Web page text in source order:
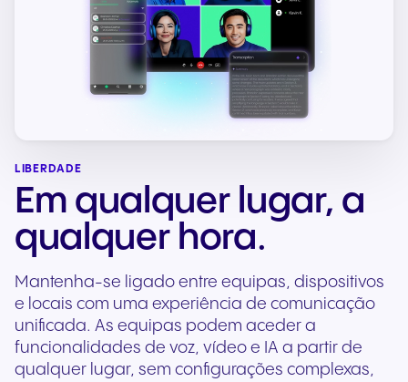
LIBERDADE
Em qualquer lugar, a
qualquer hora.
Mantenha-se ligado entre equipas, dispositivos
e locais com uma experiência de comunicação
unificada. As equipas podem aceder a
funcionalidades de voz, vídeo e IA a partir de
qualquer lugar, sem configurações complexas,